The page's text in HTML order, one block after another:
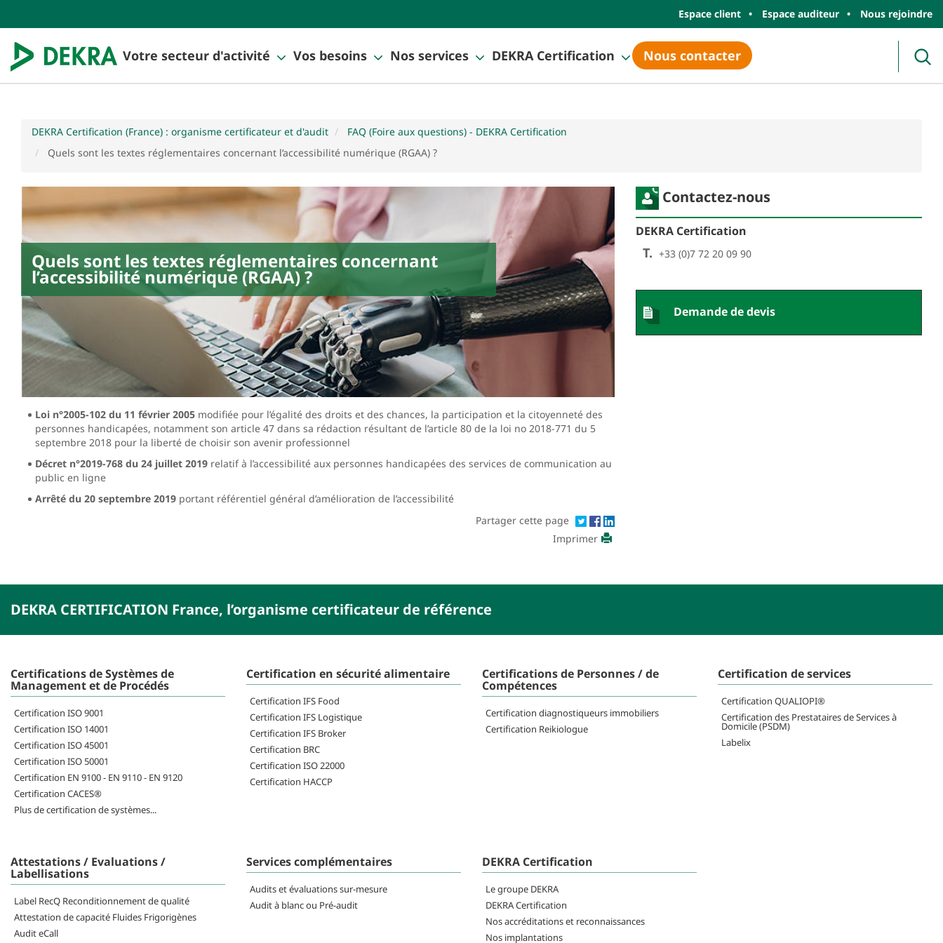
Espace client Espace auditeur Nous rejoindre
Votre secteur d'activité Vos besoins Nos services DEKRA Certification Nous contacter
DEKRA Certification (France) : organisme certificateur et d'audit
FAQ (Foire aux questions) - DEKRA Certification
Quels sont les textes réglementaires concernant l’accessibilité numérique (RGAA) ?
Quels sont les textes réglementaires concernant
l’accessibilité numérique (RGAA) ?
Loi n°2005-102 du 11 février 2005 modifiée pour l’égalité des droits et des chances, la participation et la citoyenneté des
personnes handicapées, notamment son article 47 dans sa rédaction résultant de l’article 80 de la loi no 2018-771 du 5
septembre 2018 pour la liberté de choisir son avenir professionnel
Décret n°2019-768 du 24 juillet 2019 relatif à l’accessibilité aux personnes handicapées des services de communication au
public en ligne
Arrêté du 20 septembre 2019 portant référentiel général d’amélioration de l’accessibilité
Partager cette page
Imprimer
Contactez-nous
DEKRA Certification
T. +33 (0)7 72 20 09 90
Demande de devis
DEKRA CERTIFICATION France, l’organisme certificateur de référence
Certifications de Systèmes de
Management et de Procédés
Certification ISO 9001
Certification ISO 14001
Certification ISO 45001
Certification ISO 50001
Certification EN 9100 - EN 9110 - EN 9120
Certification CACES®
Plus de certification de systèmes...
Certification en sécurité alimentaire
Certification IFS Food
Certification IFS Logistique
Certification IFS Broker
Certification BRC
Certification ISO 22000
Certification HACCP
Certifications de Personnes / de
Compétences
Certification diagnostiqueurs immobiliers
Certification Reikiologue
Certification de services
Certification QUALIOPI®
Certification des Prestataires de Services à
Domicile (PSDM)
Labelix
Attestations / Evaluations /
Labellisations
Label RecQ Reconditionnement de qualité
Attestation de capacité Fluides Frigorigènes
Audit eCall
Services complémentaires
Audits et évaluations sur-mesure
Audit à blanc ou Pré-audit
DEKRA Certification
Le groupe DEKRA
DEKRA Certification
Nos accréditations et reconnaissances
Nos implantations